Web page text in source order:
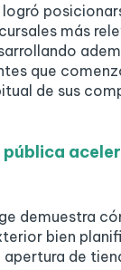
más
que
de sus
pública
demuestra
bien
de